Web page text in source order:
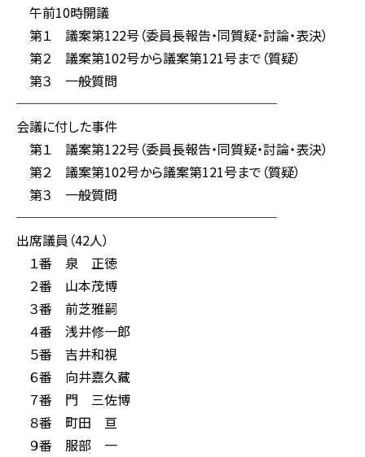
午前10時開議
第１ 議案第122号（委員長報告・同質疑・討論・表決）
第２ 議案第102号から議案第121号まで（質疑）
第３ 一般質問
────────────────────
会議に付した事件
第１ 議案第122号（委員長報告・同質疑・討論・表決）
第２ 議案第102号から議案第121号まで（質疑）
第３ 一般質問
────────────────────
出席議員（42人）
１番 泉 正徳
２番 山本茂博
３番 前芝雅嗣
４番 浅井修一郎
５番 吉井和視
６番 向井嘉久藏
７番 門 三佐博
８番 町田 亘
９番 服部 一